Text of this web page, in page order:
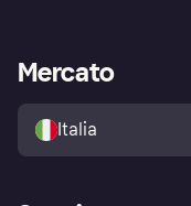
Esplora i negozi
Politica di protezione
dell'acquirente Klarna
Accesso aziende
Mercato
Italia